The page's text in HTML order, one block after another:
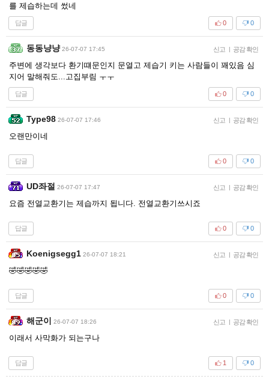
를 제습하는데 썼네
답글 0
0
동동냥냥 26-07-07 17:45 신고 | 공감 확인
주변에 생각보다 환기떄문인지 문열고 제습기 키는 사람들이 꽤있음 심
지어 말해줘도...고집부림 ㅜㅜ
답글 0
0
Type98 26-07-07 17:46 신고 | 공감 확인
오랜만이네
답글 0
0
UD좌절 26-07-07 17:47 신고 | 공감 확인
요즘 전열교환기는 제습까지 됩니다. 전열교환기쓰시죠
답글 0
0
Koenigsegg1 26-07-07 18:21 신고 | 공감 확인
🤣🤣🤣🤣🤣
답글 0
0
해군이 26-07-07 18:26 신고 | 공감 확인
이래서 사막화가 되는구나
답글 0
1